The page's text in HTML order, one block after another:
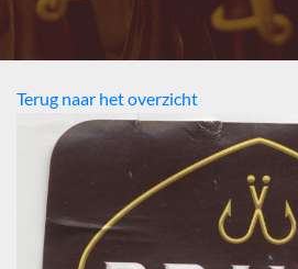
Terug naar het overzicht